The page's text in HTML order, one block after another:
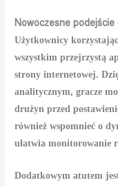
Nowoczesne
Użytkownicy
wszystkim przejrzystą
strony internetowej.
analitycznym, gracze
drużyn przed
również wspomnieć o
ułatwia monitorowanie
Dodatkowym atutem